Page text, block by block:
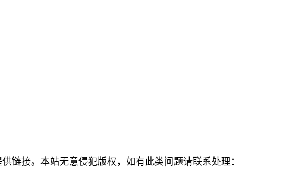
链接。本站无意侵犯版权，如有此类问题请联系处理：